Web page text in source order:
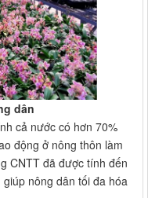
dân
cả nước có hơn 70%
động ở nông thôn làm
CNTT đã được tính đến
nông dân tối đa hóa